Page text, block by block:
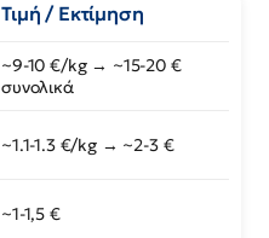
Τιμή / Εκτίμηση
~9-10 €/kg → ~15-20 €
συνολικά
~1.1-1.3 €/kg → ~2-3 €
~1-1,5 €